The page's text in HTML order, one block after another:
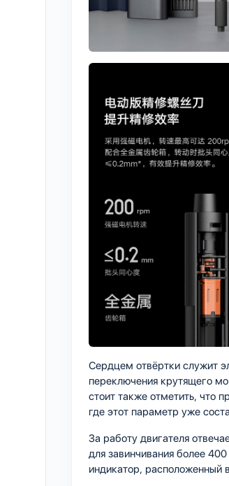
Сердцем отвёртки служит
переключения крутящего
стоит также отметить, что
где этот параметр уже
За работу двигателя
для завинчивания более
индикатор, расположенный